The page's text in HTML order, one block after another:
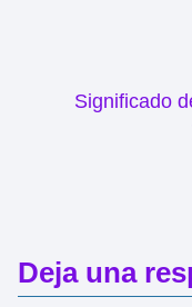
Significado
Deja una